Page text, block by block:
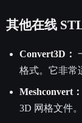
其他在线
Convert3D：
格式。它非常
Meshconvert：
3D 网格文件